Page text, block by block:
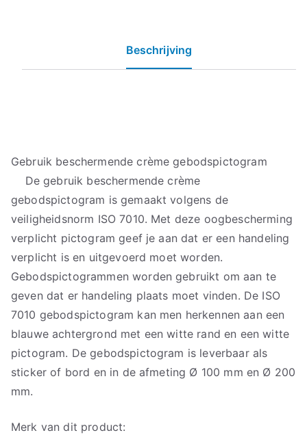
Beschrijving
Gebruik beschermende crème gebodspictogram
De gebruik beschermende crème
gebodspictogram is gemaakt volgens de
veiligheidsnorm ISO 7010. Met deze oogbescherming
verplicht pictogram geef je aan dat er een handeling
verplicht is en uitgevoerd moet worden.
Gebodspictogrammen worden gebruikt om aan te
geven dat er handeling plaats moet vinden. De ISO
7010 gebodspictogram kan men herkennen aan een
blauwe achtergrond met een witte rand en een witte
pictogram. De gebodspictogram is leverbaar als
sticker of bord en in de afmeting Ø 100 mm en Ø 200
mm.
Merk van dit product: